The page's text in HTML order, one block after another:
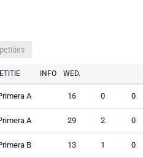
INFO WED.
A 16 0 0
A 29 2 0
B 13 1 0